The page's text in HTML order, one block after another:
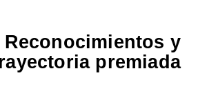
Reconocimientos y
premiada